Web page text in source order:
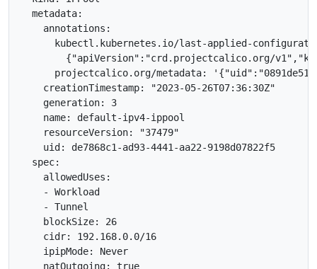
kubectl.kubernetes.io/last-applied-
{"apiVersion" : "crd.projectcalico.org/v1" ,
      projectcalico.org/metadata:
'{"uid":"0891de51-
    creationTimestamp:
"2023-05-26T07:36:30Z"
    generation:
3
    resourceVersion:
"37479"
    blockSize:
26
    natOutgoing:
true